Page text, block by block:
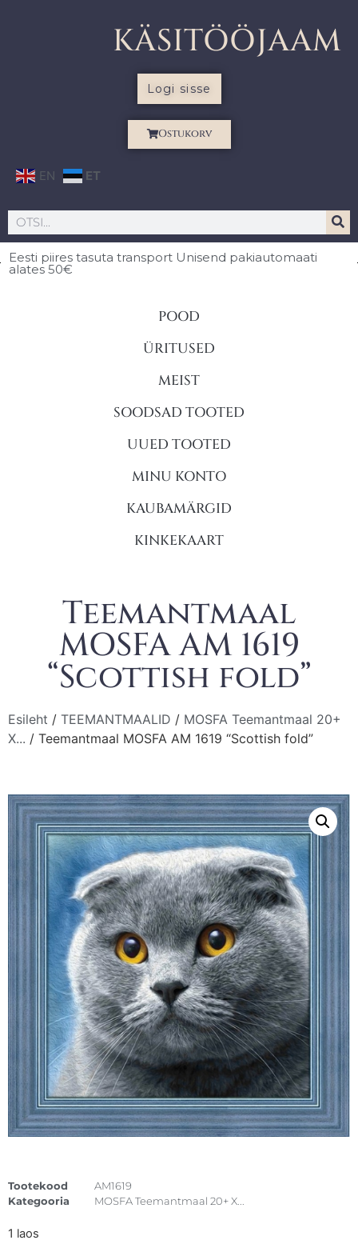
KÄSITÖÖJAAM
Logi sisse
Ostukorv
EN ET
Eesti piires tasuta transport Unisend pakiautomaati
alates 50€
POOD
ÜRITUSED
MEIST
SOODSAD TOOTED
UUED TOOTED
MINU KONTO
KAUBAMÄRGID
KINKEKAART
Teemantmaal
MOSFA AM 1619
“Scottish fold”
Esileht / TEEMANTMAALID / MOSFA Teemantmaal 20+
X... / Teemantmaal MOSFA AM 1619 “Scottish fold”
Tootekood
AM1619
Kategooria
MOSFA Teemantmaal 20+ X...
1 laos